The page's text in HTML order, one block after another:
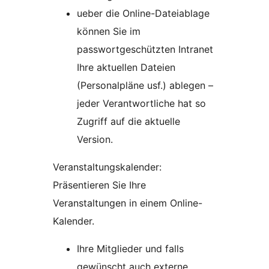
ueber die Online-Dateiablage
können Sie im
passwortgeschützten Intranet
Ihre aktuellen Dateien
(Personalpläne usf.) ablegen –
jeder Verantwortliche hat so
Zugriff auf die aktuelle
Version.
Veranstaltungskalender:
Präsentieren Sie Ihre
Veranstaltungen in einem Online-
Kalender.
Ihre Mitglieder und falls